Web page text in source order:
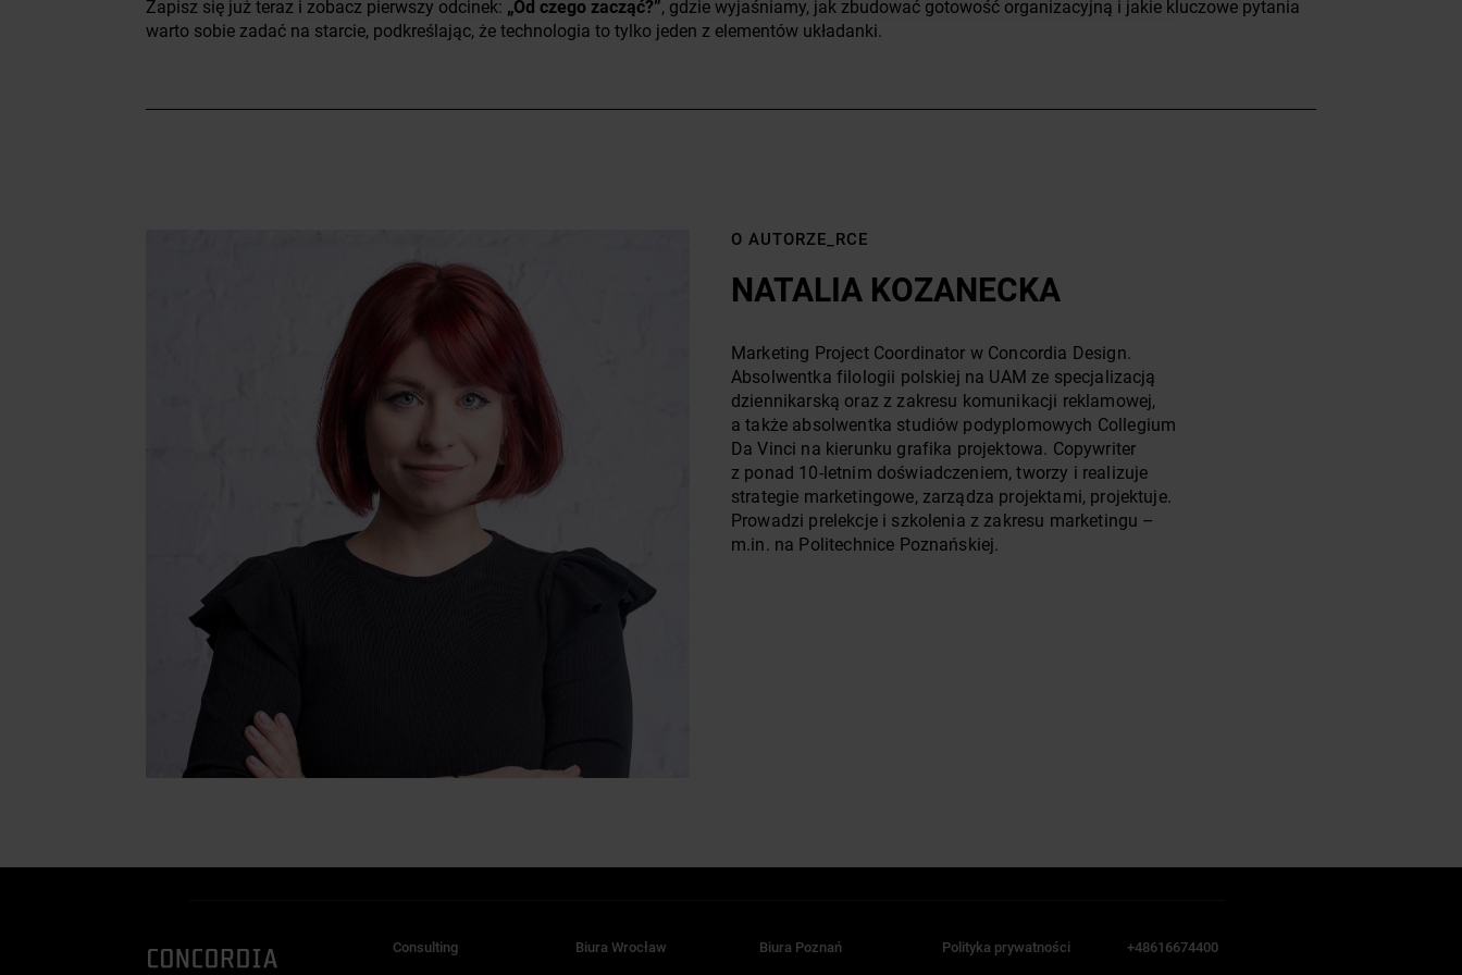
Zapisz się już teraz i zobacz pierwszy odcinek: „Od czego zacząć?”, gdzie wyjaśniamy, jak zbudować gotowość organizacyjną i jakie kluczowe pytania
warto sobie zadać na starcie, podkreślając, że technologia to tylko jeden z elementów układanki.
O AUTORZE_RCE
NATALIA KOZANECKA
Marketing Project Coordinator w Concordia Design.
Absolwentka filologii polskiej na UAM ze specjalizacją
dziennikarską oraz z zakresu komunikacji reklamowej,
a także absolwentka studiów podyplomowych Collegium
Da Vinci na kierunku grafika projektowa. Copywriter
z ponad 10-letnim doświadczeniem, tworzy i realizuje
strategie marketingowe, zarządza projektami, projektuje.
Prowadzi prelekcje i szkolenia z zakresu marketingu –
m.in. na Politechnice Poznańskiej.
Consulting Biura Wrocław Biura Poznań Polityka prywatności +48616674400